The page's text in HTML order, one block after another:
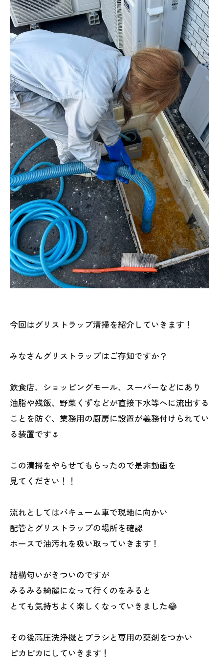
今回はグリストラップ清掃を紹介していきます！
みなさんグリストラップはご存知ですか？
飲食店、ショッピングモール、スーパーなどにあり
油脂や残飯、野菜くずなどが直接下水等へに流出する
ことを防ぐ、業務用の厨房に設置が義務付けられてい
る装置です🌷
この清掃をやらせてもらったので是非動画を
見てください！！
流れとしてはバキューム車で現地に向かい
配管とグリストラップの場所を確認
ホースで油汚れを吸い取っていきます！
結構匂いがきついのですが
みるみる綺麗になって行くのをみると
とても気持ちよく楽しくなっていきました😂
その後高圧洗浄機とブラシと専用の薬剤をつかい
ピカピカにしていきます！